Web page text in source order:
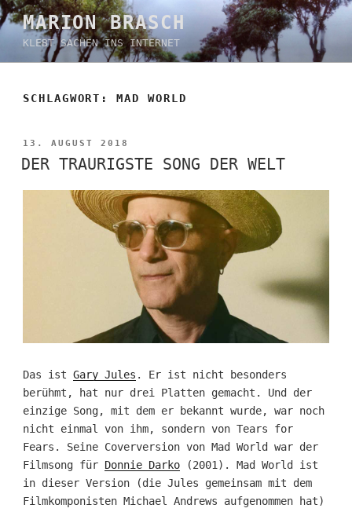
Zum
Inhalt
springen
MARION BRASCH
KLEBT SACHEN INS INTERNET
SCHLAGWORT:MAD WORLD
VERÖFFENTLICHT
AM
13. AUGUST 2018
DER TRAURIGSTE SONG DER WELT
Das ist Gary Jules . Er ist nicht besonders
berühmt, hat nur drei Platten gemacht. Und der
einzige Song, mit dem er bekannt wurde, war noch
nicht einmal von ihm, sondern von Tears for
Fears. Seine Coverversion von Mad World war der
Filmsong für Donnie Darko(2001). Mad World ist
in dieser Version (die Jules gemeinsam mit dem
Filmkomponisten Michael Andrews aufgenommen hat)